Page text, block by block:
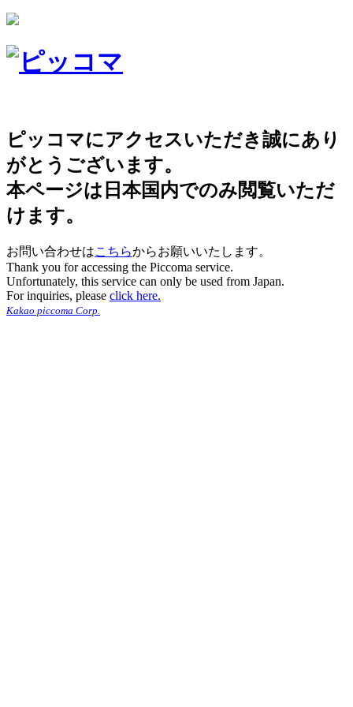
ピッコマにアクセスいただき誠にあり
がとうございます。
本ページは日本国内でのみ閲覧いただ
けます。
お問い合わせはこちらからお願いいたします。
Thank you for accessing the Piccoma service.
Unfortunately, this service can only be used from Japan.
For inquiries, please click here.
Kakao piccoma Corp.